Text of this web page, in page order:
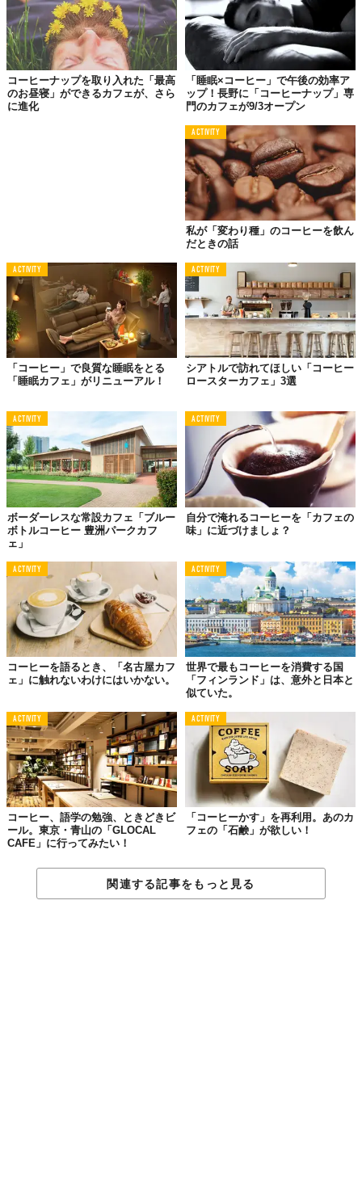
もちろん、コーヒーを楽しむ空間でカタカタと隣で仕事をされる
と、あまり感じが良くないと思われるのかもしれませんし、日本
はアメリカのように「隣の人が何をしていようが、個人の価値が1
番大切」という文化でもないですからね 。
フリーランスや、在宅勤務OKの会社が、日本でも増えているのは
事実。もともと「パソコン＋カフェ＝普通」という前提の、シェ
アオフィス×カフェみたいな場所が今後増えれば、日本にももっと
馴染んでいくのかもしれないですね。
TABI LABO
この世界は、もっと広いはずだ。
コーヒーナップを取り入れた「最高
のお昼寝」ができるカフェが、さら
に進化
「睡眠×コーヒー」で午後の効率ア
ップ！長野に「コーヒーナップ」専
門のカフェが9/3オープン
ACTIVITY
私が「変わり種」のコーヒーを飲ん
だときの話
ACTIVITY
「コーヒー」で良質な睡眠をとる
「睡眠カフェ」がリニューアル！
ACTIVITY
シアトルで訪れてほしい「コーヒー
ロースターカフェ」3選
ACTIVITY
ボーダーレスな常設カフェ「ブルー
ボトルコーヒー 豊洲パークカフ
ェ」
ACTIVITY
自分で淹れるコーヒーを「カフェの
味」に近づけましょ？
ACTIVITY
コーヒーを語るとき、「名古屋カフ
ェ」に触れないわけにはいかない。
ACTIVITY
世界で最もコーヒーを消費する国
「フィンランド」は、意外と日本と
似ていた。
ACTIVITY
コーヒー、語学の勉強、ときどきビ
ール。東京・青山の「GLOCAL
CAFE」に行ってみたい！
ACTIVITY
「コーヒーかす」を再利用。あのカ
フェの「石鹸」が欲しい！
関連する記事をもっと見る